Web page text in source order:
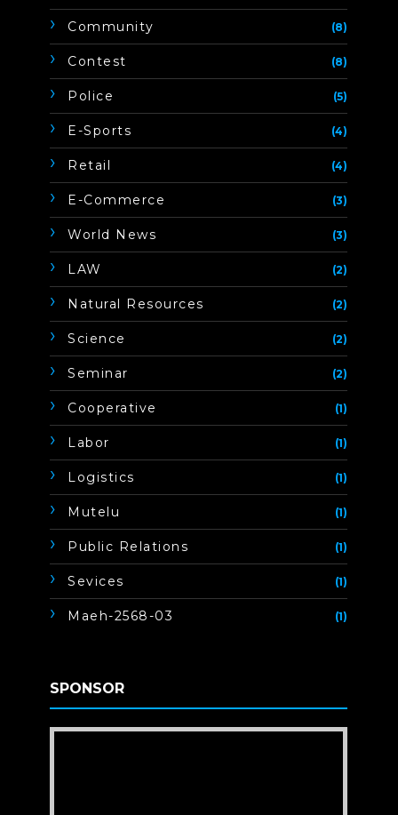
Community (8)
Contest (8)
Police (5)
E-Sports (4)
Retail (4)
E-Commerce (3)
World News (3)
LAW (2)
Natural Resources (2)
Science (2)
Seminar (2)
Cooperative (1)
Labor (1)
Logistics (1)
Mutelu (1)
Public Relations (1)
Sevices (1)
Maeh-2568-03 (1)
SPONSOR